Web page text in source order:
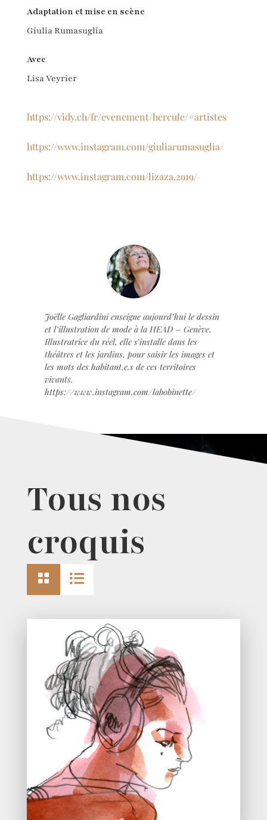
Adaptation et mise en scène
Giulia Rumasuglia
Avec
Lisa Veyrier
https://vidy.ch/fr/evenement/hercule/#artistes
https://www.instagram.com/giuliarumasuglia/
https://www.instagram.com/lizaza.2919/
Joëlle Gagliardini enseigne aujourd’hui le dessin
et l’illustration de mode à la HEAD – Genève.
Illustratrice du réel, elle s’installe dans les
théâtres et les jardins, pour saisir les images et
les mots des habitant.e.s de ces territoires
vivants.
https://www.instagram.com/labobinette/
Tous nos
croquis
 